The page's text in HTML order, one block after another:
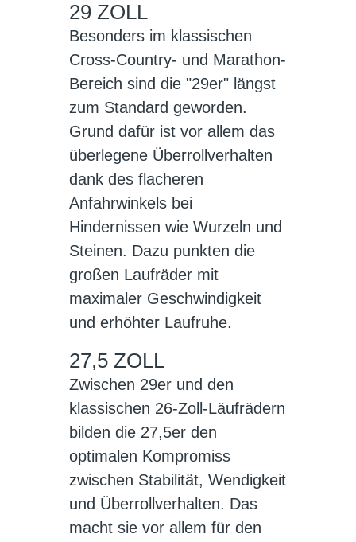
29 ZOLL
Besonders im klassischen
Cross-Country- und Marathon-
Bereich sind die "29er" längst
zum Standard geworden.
Grund dafür ist vor allem das
überlegene Überrollverhalten
dank des flacheren
Anfahrwinkels bei
Hindernissen wie Wurzeln und
Steinen. Dazu punkten die
großen Laufräder mit
maximaler Geschwindigkeit
und erhöhter Laufruhe.
27,5 ZOLL
Zwischen 29er und den
klassischen 26-Zoll-Läufrädern
bilden die 27,5er den
optimalen Kompromiss
zwischen Stabilität, Wendigkeit
und Überrollverhalten. Das
macht sie vor allem für den